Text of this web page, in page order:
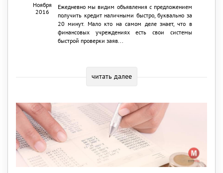
Ноября
2016
Ежедневно мы видим объявления с предложением
получить кредит наличными быстро, буквально за
20 минут. Мало кто на самом деле знает, что в
финансовых учреждениях есть свои системы
быстрой проверки заяв...
читать далее